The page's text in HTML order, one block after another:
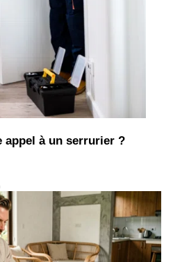
appel à un serrurier ?